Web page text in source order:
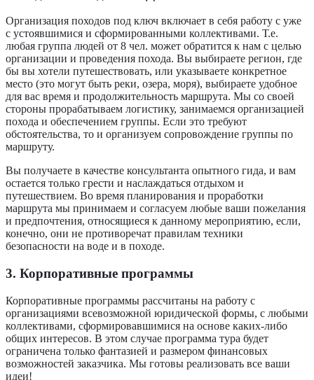
Организация походов под ключ включает в себя работу с уже
с устоявшимися и сформированными коллективами. Т.е.
любая группа людей от 8 чел. может обратится к нам с целью
организации и проведения похода. Вы выбираете регион, где
бы вы хотели путешествовать, или указываете конкретное
место (это могут быть реки, озера, моря), выбираете удобное
для вас время и продолжительность маршрута. Мы со своей
стороны прорабатываем логистику, занимаемся организацией
похода и обеспечением группы. Если это требуют
обстоятельства, то и организуем сопровождение группы по
маршруту.
Вы получаете в качестве консультанта опытного гида, и вам
остается только грести и наслаждаться отдыхом и
путешествием. Во время планирования и проработки
маршрута мы принимаем и согласуем любые ваши пожелания
и предпочтения, относящиеся к данному мероприятию, если,
конечно, они не противоречат правилам техники
безопасности на воде и в походе.
3. Корпоративные программы
Корпоративные программы рассчитаны на работу с
организациями всевозможной юридической формы, с любыми
коллективами, сформировавшимися на основе каких-либо
общих интересов. В этом случае программа тура будет
ограничена только фантазией и размером финансовых
возможностей заказчика. Мы готовы реализовать все ваши
идеи!